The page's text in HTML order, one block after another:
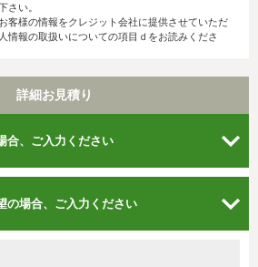
さい。
客様の情報をクレジット会社に提供させていただ
情報の取扱いについての項目ｄをお読みくださ
詳細お見積り
合、ご入力ください
の場合、ご入力ください